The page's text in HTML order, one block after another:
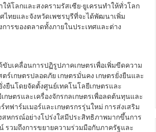
ห้โลกและสงครามรัสเซีย-ยูเครนทำให้ทั่วโลก
ไทยและจังหวัดเพชรบุรีที่จะได้พัฒนาเพิ่ม
ารของตลาดทั้งภายในประเทศและต่าง
ขับเคลื่อนการปฏิรูปภาคเกษตรเพื่อเพิ่มขีดความ
เกษตรปลอดภัย เกษตรมั่นคง เกษตรยั่งยืนและ
ยืนโดยจัดตั้งศูนย์เทคโนโลยีเกษตรและ
กษตรและเครื่องจักรกลเกษตรเพื่อลดต้นทุนและ
ฟาร์มเมอร์และเกษตรกรรุ่นใหม่ การส่งเสริม
หกรณ์อย่างโปร่งใสมีประสิทธิภาพมากขึ้นการ
รวมถึงการขยายความร่วมมือกับภาครัฐและ